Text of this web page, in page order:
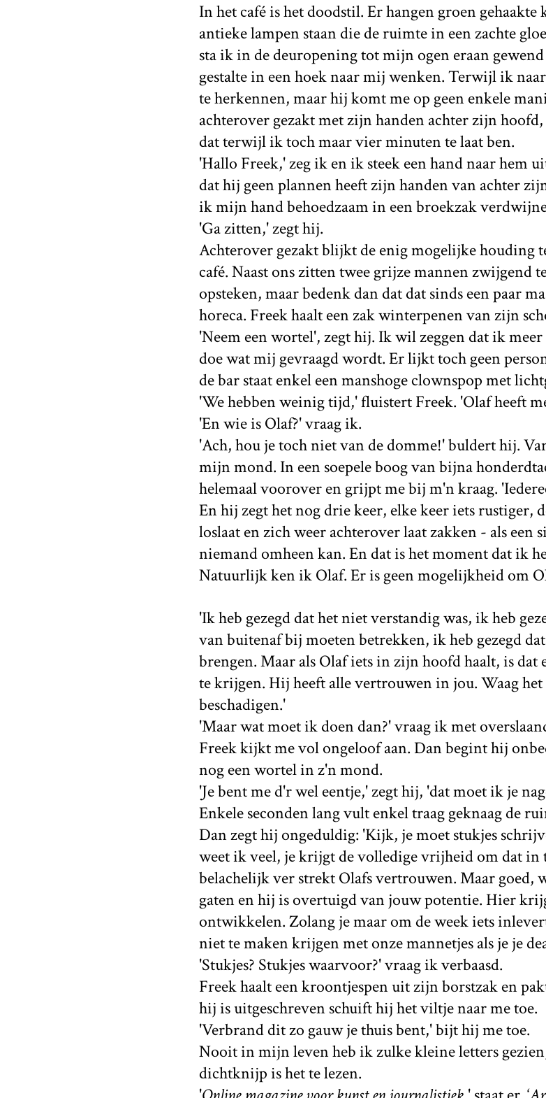
In het café is het doodstil. Er hangen groen gehaakte
antieke lampen staan die de ruimte in een zachte
sta ik in de deuropening tot mijn ogen eraan
gestalte in een hoek naar mij wenken. Terwijl ik
te herkennen, maar hij komt me op geen enkele
achterover gezakt met zijn handen achter zijn
dat terwijl ik toch maar vier minuten te laat ben.
'Hallo Freek,' zeg ik en ik steek een hand naar hem
dat hij geen plannen heeft zijn handen van achter
ik mijn hand behoedzaam in een broekzak
'Ga zitten,' zegt hij.
Achterover gezakt blijkt de enig mogelijke houding
café. Naast ons zitten twee grijze mannen zwijgend
opsteken, maar bedenk dan dat dat sinds een paar
horeca. Freek haalt een zak winterpenen van zijn
'Neem een wortel', zegt hij. Ik wil zeggen dat ik
doe wat mij gevraagd wordt. Er lijkt toch geen
de bar staat enkel een manshoge clownspop met
'We hebben weinig tijd,' fluistert Freek. 'Olaf heeft
'En wie is Olaf?' vraag ik.
'Ach, hou je toch niet van de domme!' buldert hij.
mijn mond. In een soepele boog van bijna
helemaal voorover en grijpt me bij m'n kraag.
En hij zegt het nog drie keer, elke keer iets rustiger,
loslaat en zich weer achterover laat zakken - als een
niemand omheen kan. En dat is het moment dat ik
Natuurlijk ken ik Olaf. Er is geen mogelijkheid om
'Ik heb gezegd dat het niet verstandig was, ik heb
van buitenaf bij moeten betrekken, ik heb gezegd
brengen. Maar als Olaf iets in zijn hoofd haalt, is
te krijgen. Hij heeft alle vertrouwen in jou. Waag
beschadigen.'
'Maar wat moet ik doen dan?' vraag ik met
Freek kijkt me vol ongeloof aan. Dan begint hij
nog een wortel in z'n mond.
'Je bent me d'r wel eentje,' zegt hij, 'dat moet ik je
Enkele seconden lang vult enkel traag geknaag de
Dan zegt hij ongeduldig: 'Kijk, je moet stukjes
weet ik veel, je krijgt de volledige vrijheid om dat in
belachelijk ver strekt Olafs vertrouwen. Maar goed,
gaten en hij is overtuigd van jouw potentie. Hier
ontwikkelen. Zolang je maar om de week iets
niet te maken krijgen met onze mannetjes als je je
'Stukjes? Stukjes waarvoor?' vraag ik verbaasd.
Freek haalt een kroontjespen uit zijn borstzak en
hij is uitgeschreven schuift hij het viltje naar me toe.
'Verbrand dit zo gauw je thuis bent,' bijt hij me toe.
Nooit in mijn leven heb ik zulke kleine letters
dichtknijp is het te lezen.